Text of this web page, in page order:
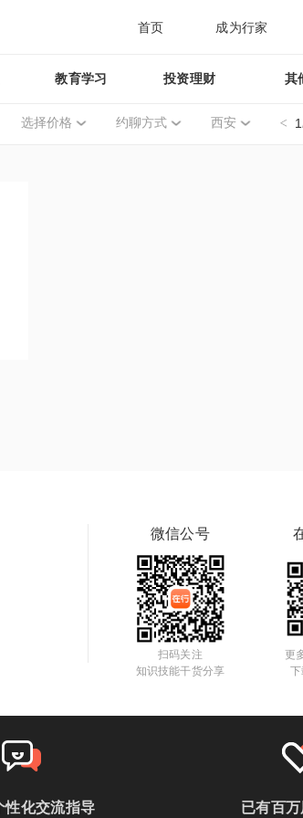
首页 成为行家
教育学习 投资理财 其
选择价格 约聊方式 西安 1
微信公号
扫码关注
知识技能干货分享
更
性化交流指导 已有百